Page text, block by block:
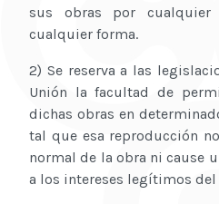
sus obras por cualquier
cualquier forma.
2) Se reserva a las
Unión la facultad de
dichas obras en
tal que esa reproducción
normal de la obra ni cause
a los intereses legítimos del